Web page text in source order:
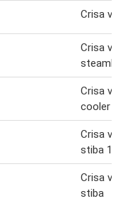
Crisa
Crisa
Crisa
cooler 1
Crisa
stiba 1 u
Crisa
stiba